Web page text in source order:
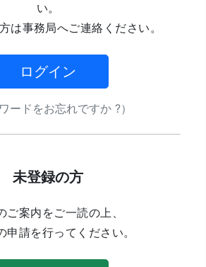
い。
は事務局へご連絡ください。
ログイン
ードをお忘れですか ?）
未登録の方
ご案内をご一読の上、
申請を行ってください。